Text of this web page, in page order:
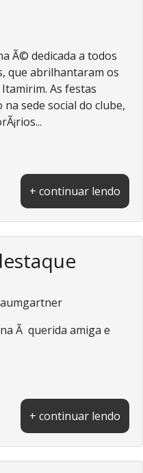
Ã© dedicada a todos
que abrilhantaram os
As festas
sede social do clube,
+ continuar lendo
Ã querida amiga e
+ continuar lendo